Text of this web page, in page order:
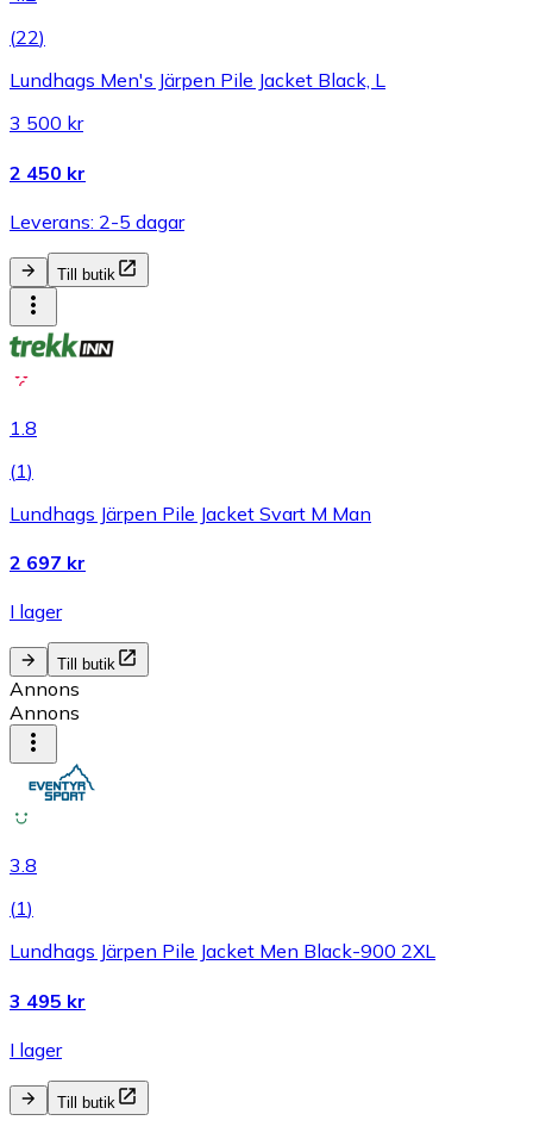
(22)
Lundhags Men's Järpen Pile Jacket Black, L
3 500 kr
2 450 kr
Leverans: 2-5 dagar
Till butik
1.8
(1)
Lundhags Järpen Pile Jacket Svart M Man
2 697 kr
I lager
Till butik
Annons
Annons
3.8
(1)
Lundhags Järpen Pile Jacket Men Black-900 2XL
3 495 kr
I lager
Till butik